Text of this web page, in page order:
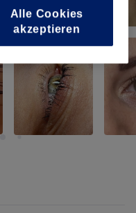
Alle Cookies
akzeptieren